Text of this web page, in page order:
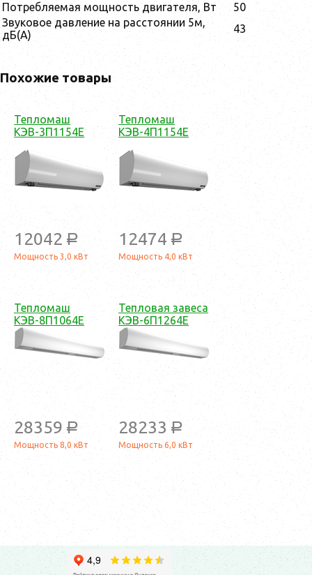
Потребляемая мощность двигателя, Вт
50
Звуковое давление на расстоянии 5м,
дБ(А)
43
Похожие товары
Тепломаш
КЭВ-3П1154Е
12042 a
Мощность 3,0 кВт
Тепломаш
КЭВ-4П1154Е
12474 a
Мощность 4,0 кВт
Тепломаш
КЭВ-8П1064Е
28359 a
Мощность 8,0 кВт
Тепловая завеса
КЭВ-6П1264Е
28233 a
Мощность 6,0 кВт